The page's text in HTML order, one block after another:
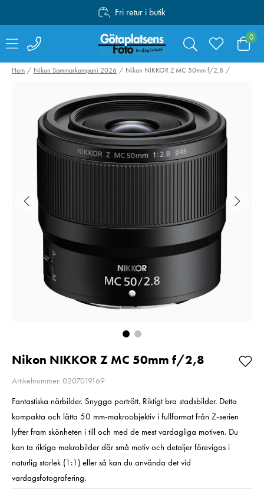
Fri retur i butik
Personlig service
Fri frakt över 1000:-
0
SmallRig 4071
Kamerabatteri LP-
E6NH
Pris:319 kr
319 kr
Beställningsvara
Pris1 350 kr
Hem Nikon Sommarkampanj 2026 Nikon NIKKOR Z MC 50mm f/2,8
Nikon NIKKOR Z MC 50mm f/2,8
Artikelnummer: 0207019169
Fantastiska närbilder. Snygga porträtt. Riktigt bra stadsbilder. Detta
kompakta och lätta 50 mm-makroobjektiv i fullformat från Z-serien
lyfter fram skönheten i till och med de mest vardagliga motiven. Du
kan ta riktiga makrobilder där små motiv och detaljer förevigas i
naturlig storlek (1:1) eller så kan du använda det vid
vardagsfotografering.